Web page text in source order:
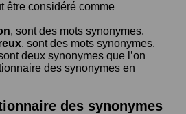
être considéré comme
, sont des mots synonymes.
, sont des mots synonymes.
deux synonymes que l’on
des synonymes en
des synonymes